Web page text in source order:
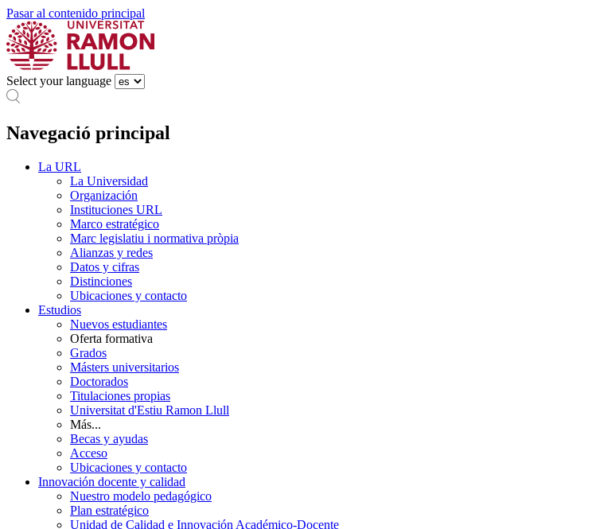
Pasar al contenido principal
Select your language
Navegació principal
La URL
La Universidad
Organización
Instituciones URL
Marco estratégico
Marc legislatiu i normativa pròpia
Alianzas y redes
Datos y cifras
Distinciones
Ubicaciones y contacto
Estudios
Nuevos estudiantes
Oferta formativa
Grados
Másters universitarios
Doctorados
Titulaciones propias
Universitat d'Estiu Ramon Llull
Más...
Becas y ayudas
Acceso
Ubicaciones y contacto
Innovación docente y calidad
Nuestro modelo pedagógico
Plan estratégico
Unidad de Calidad e Innovación Académico-Docente